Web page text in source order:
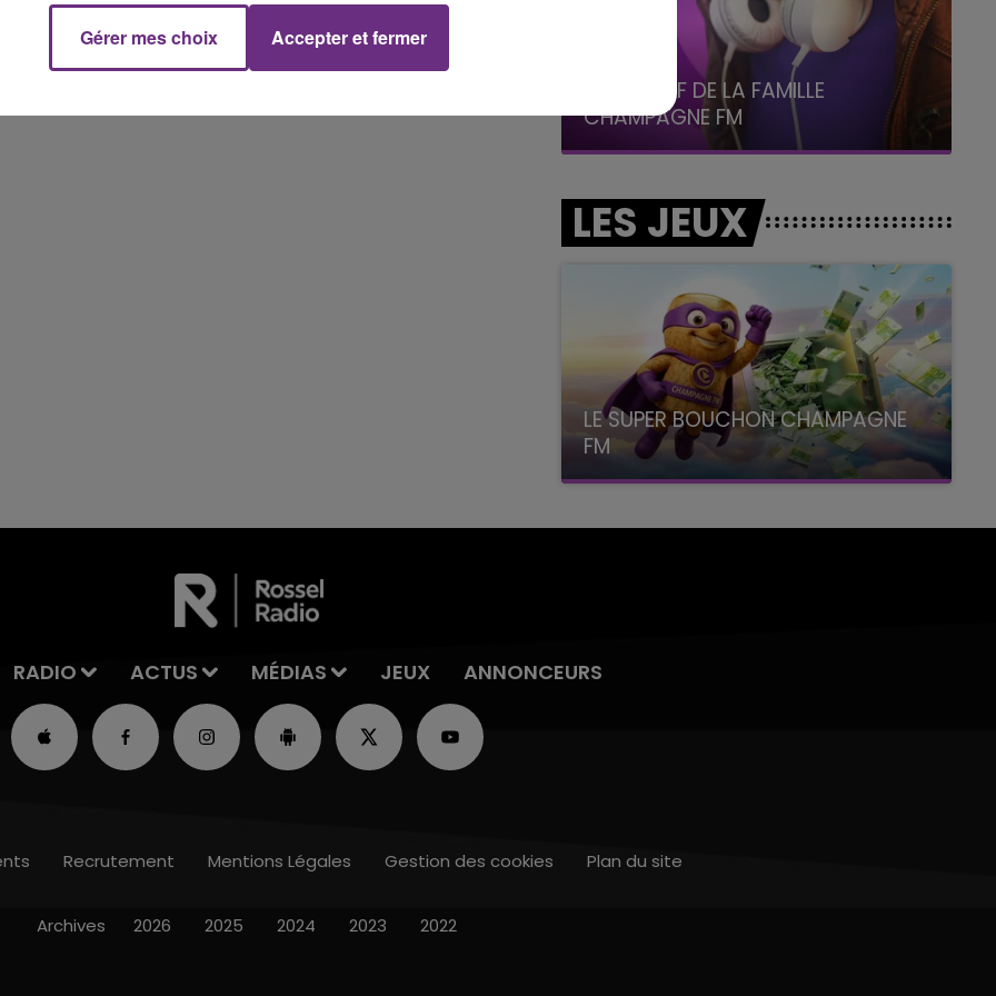
FM LA RADIO POP
LE BEST OF DE LA FAMILLE
CHAMPAGNE FM
LES JEUX
LE SUPER BOUCHON CHAMPAGNE
FM
avec La Famille Champagne FM, à 8H10
RADIO ACTUS MÉDIAS JEUX ANNONCEURS
Recrutement Mentions Légales Gestion des cookies Plan du site
Archives 2026 2025 2024 2023 2022
Gérer mes choix Accepter et fermer